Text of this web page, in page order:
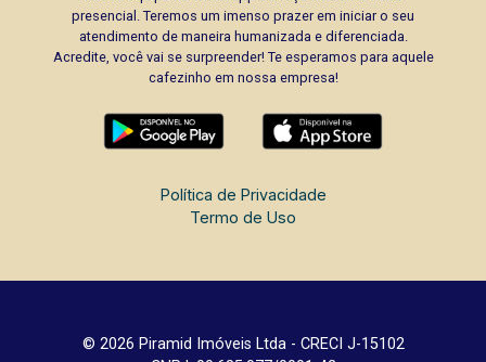
presencial. Teremos um imenso prazer em iniciar o seu
atendimento de maneira humanizada e diferenciada.
Acredite, você vai se surpreender! Te esperamos para aquele
cafezinho em nossa empresa!
Política de Privacidade
Termo de Uso
© 2026 Piramid Imóveis Ltda - CRECI J-15102